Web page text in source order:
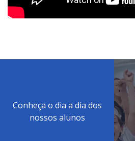
Conheça o dia a dia dos
nossos alunos